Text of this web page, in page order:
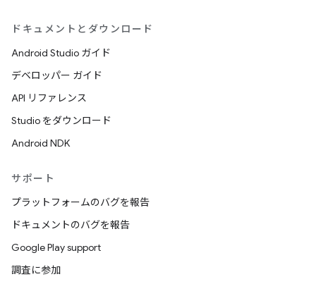
ドキュメントとダウンロード
Android Studio ガイド
デベロッパー ガイド
API リファレンス
Studio をダウンロード
Android NDK
サポート
プラットフォームのバグを報告
ドキュメントのバグを報告
Google Play support
調査に参加